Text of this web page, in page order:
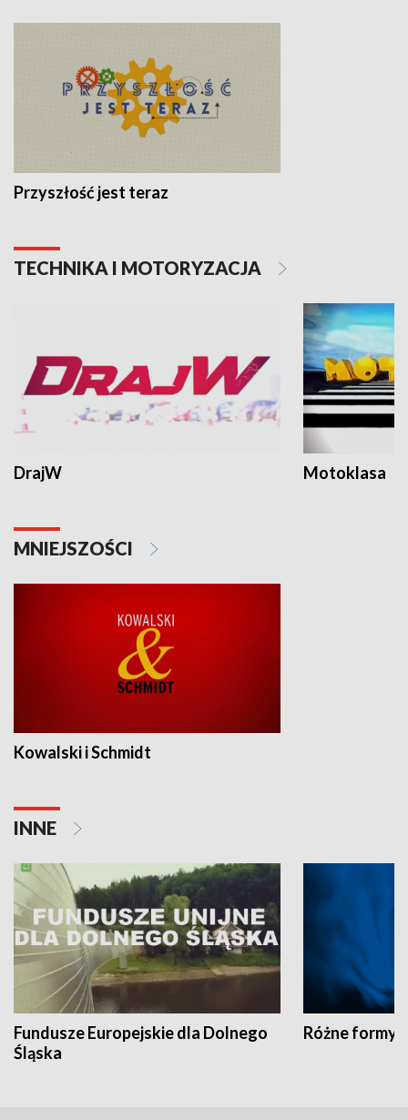
Przyszłość jest teraz
TECHNIKA I MOTORYZACJA
DrajW Motoklasa
MNIEJSZOŚCI
Kowalski i Schmidt
INNE
Fundusze Europejskie dla Dolnego
Śląska
Różne formy